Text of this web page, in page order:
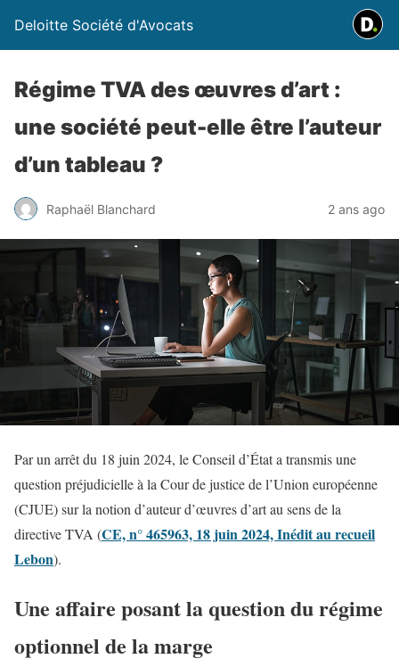
Deloitte Société d'Avocats
Régime TVA des œuvres d’art :
une société peut-elle être l’auteur
d’un tableau ?
Raphaël Blanchard 2 ans ago
Par un arrêt du 18 juin 2024, le Conseil d’État a transmis une
question préjudicielle à la Cour de justice de l’Union européenne
(CJUE) sur la notion d’auteur d’œuvres d’art au sens de la
directive TVA (CE, n° 465963, 18 juin 2024, Inédit au recueil
Lebon).
Une affaire posant la question du régime
optionnel de la marge